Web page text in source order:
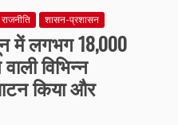
राजनीति शासन-प्रशासन
में लगभग 18,000
विभिन्न
किया और